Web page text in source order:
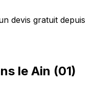
devis gratuit depuis
le Ain (01)